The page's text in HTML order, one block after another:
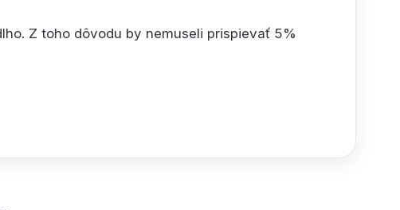
Z toho dôvodu by nemuseli prispievať 5%